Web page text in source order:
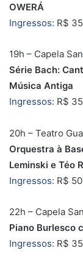
OWERÁ
Ingressos: R$
19h – Capela
Série Bach:
Música Antiga
Ingressos: R$
20h – Teatro
Orquestra à
Leminski e Téo
Ingressos: R$
22h – Capela
Piano Burlesco
Ingressos: R$